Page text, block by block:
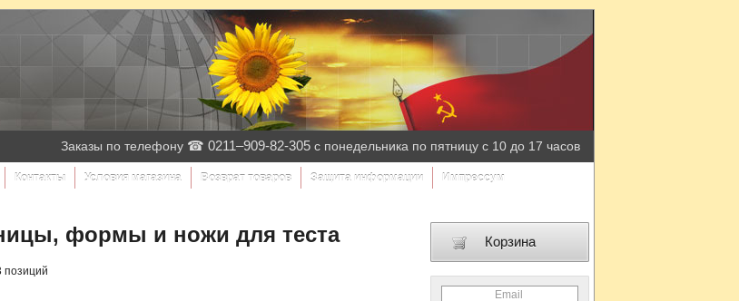
Заказы по телефону ☎ 0211–909-82-305 с понедельника по пятницу с 10 до 17 часов
Контакты Условия магазина Возврат товаров Защита информации Импрессум
Корзина
Email
формы и ножи для теста
позиций